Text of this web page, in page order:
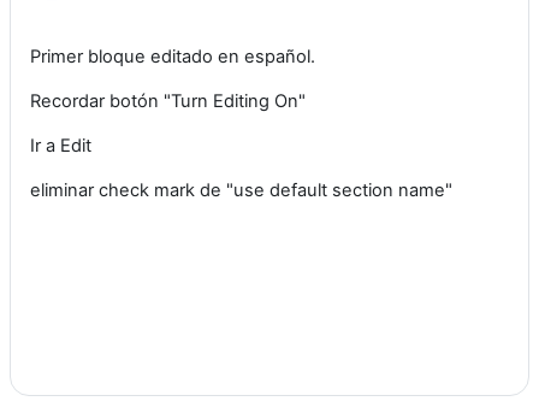
Primer bloque editado en español.
Recordar botón "Turn Editing On"
Ir a Edit
eliminar check mark de "use default section name"